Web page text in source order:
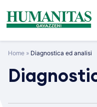
content
Home » Diagnostica ed analisi